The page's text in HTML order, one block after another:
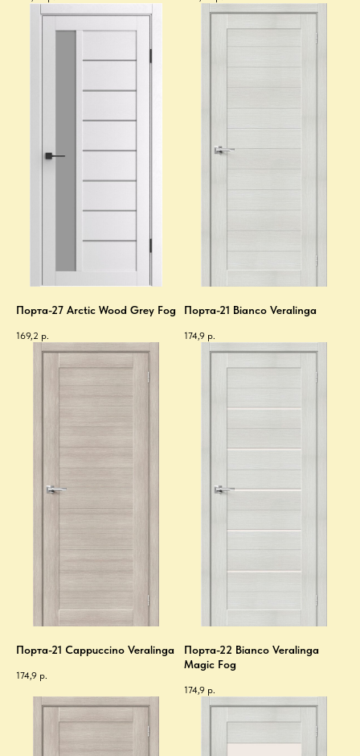
Порта-27 Arctic Wood Grey Fog
169,2 р.
Порта-21 Bianco Veralinga
174,9 р.
Порта-21 Cappuccino Veralinga
174,9 р.
Порта-22 Bianco Veralinga
Magic Fog
174,9 р.